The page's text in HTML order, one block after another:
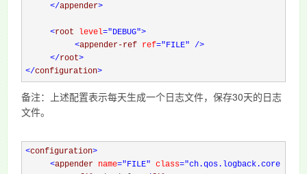
</appender>
<root level="DEBUG">
<appender-ref ref="FILE" />
</root>
</configuration>
备注：上述配置表示每天生成一个日志文件，保存30天的日志
文件。
<configuration>
<appender name="FILE" class